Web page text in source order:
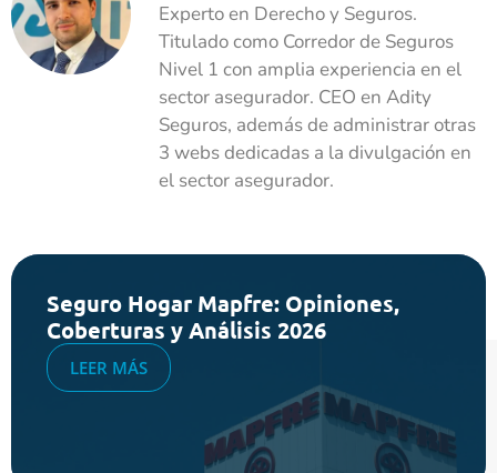
Experto en Derecho y Seguros.
Titulado como Corredor de Seguros
Nivel 1 con amplia experiencia en el
sector asegurador. CEO en Adity
Seguros, además de administrar otras
3 webs dedicadas a la divulgación en
el sector asegurador.
Seguro Hogar Mapfre: Opiniones,
Coberturas y Análisis 2026
LEER MÁS